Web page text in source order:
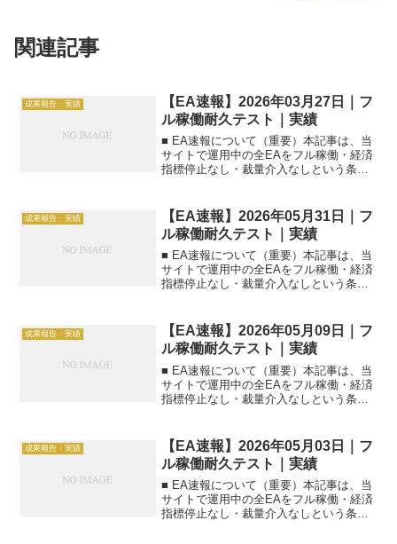
関連記事
成果報告・実績
【EA速報】2026年03月27日｜フ
ル稼働耐久テスト｜実績
■ EA速報について（重要）本記事は、当
サイトで運用中の全EAをフル稼働・経済
指標停止なし・裁量介入なしという条件
間）■ 本日のEA速報一覧（一括）| EA名
|...
成果報告・実績
【EA速報】2026年05月31日｜フ
ル稼働耐久テスト｜実績
■ EA速報について（重要）本記事は、当
サイトで運用中の全EAをフル稼働・経済
指標停止なし・裁量介入なしという条件
間）■ 本日のEA速報一覧（一括）| EA名
|...
成果報告・実績
【EA速報】2026年05月09日｜フ
ル稼働耐久テスト｜実績
■ EA速報について（重要）本記事は、当
サイトで運用中の全EAをフル稼働・経済
指標停止なし・裁量介入なしという条件
間）■ 本日のEA速報一覧（一括）| EA名
|...
成果報告・実績
【EA速報】2026年05月03日｜フ
ル稼働耐久テスト｜実績
■ EA速報について（重要）本記事は、当
サイトで運用中の全EAをフル稼働・経済
指標停止なし・裁量介入なしという条件